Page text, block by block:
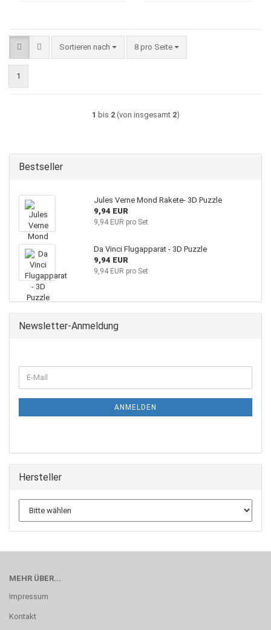
Sortieren nach
Sortieren nach 8 pro Seite
pro Seite
1
1 bis 2(von insgesamt 2)
Bestseller
Jules Verne Mond Rakete- 3D Puzzle
9,94 EUR
9,94 EUR pro Set
Da Vinci Flugapparat - 3D Puzzle
9,94 EUR
9,94 EUR pro Set
Newsletter-Anmeldung
ZUR
NEWSLETTER-
E-
Mail
ANMELDEN
Hersteller
MEHR ÜBER...
Impressum
Kontakt